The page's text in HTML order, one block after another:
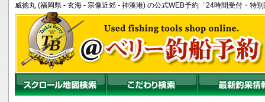
威徳丸 (福岡県 - 玄海 - 宗像近郊 - 神湊港) の公式WEB予約「24時間受付・特